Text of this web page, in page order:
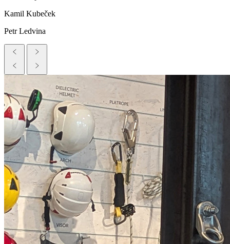
Kamil Kubeček
Petr Ledvina